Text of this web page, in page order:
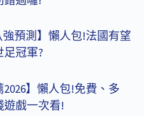
強預測】懶人包!法國有望
足冠軍?
2026】懶人包!免費、多
遊戲一次看!